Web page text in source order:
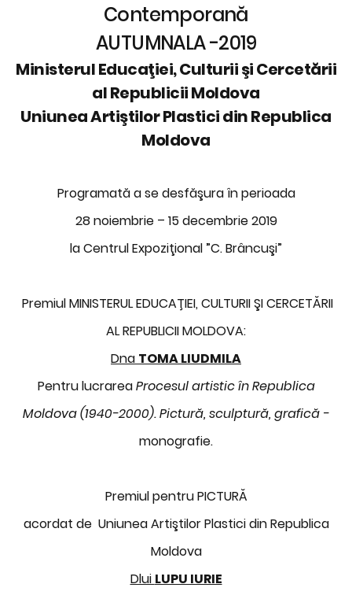
Contemporană
AUTUMNALA -2019
Ministerul Educaţiei, Culturii şi Cercetării
al Republicii Moldova
Uniunea Artiştilor Plastici din Republica
Moldova
Programată a se desfăşura în perioada
28 noiembrie – 15 decembrie 2019
la Centrul Expoziţional ”C. Brâncuşi”
Premiul MINISTERUL EDUCAŢIEI, CULTURII ŞI CERCETĂRII
AL REPUBLICII MOLDOVA:
Dna TOMA LIUDMILA
Pentru lucrareaProcesul artistic în Republica
Moldova (1940-2000). Pictură, sculptură, grafică -
monografie.
Premiul pentru PICTURĂ
acordat de Uniunea Artiştilor Plastici din Republica
Moldova
Dlui LUPU IURIE